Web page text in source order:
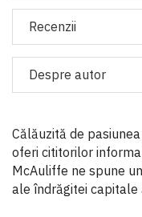
Recenzii
Despre autor
Călăuzită de
oferi cititorilor
McAuliffe ne spune
ale îndrăgitei capitale